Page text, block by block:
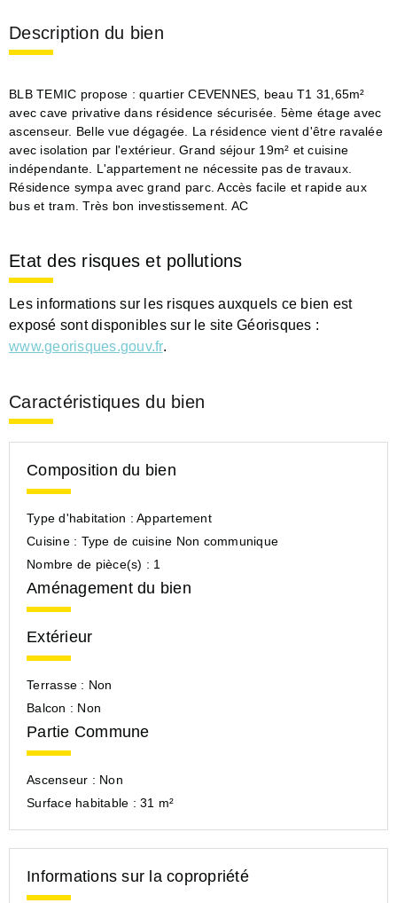
Description du bien
BLB TEMIC propose : quartier CEVENNES, beau T1 31,65m²
avec cave privative dans résidence sécurisée. 5ème étage avec
ascenseur. Belle vue dégagée. La résidence vient d'être ravalée
avec isolation par l'extérieur. Grand séjour 19m² et cuisine
indépendante. L'appartement ne nécessite pas de travaux.
Résidence sympa avec grand parc. Accès facile et rapide aux
bus et tram. Très bon investissement. AC
Etat des risques et pollutions
Les informations sur les risques auxquels ce bien est
exposé sont disponibles sur le site Géorisques :
www.georisques.gouv.fr.
Caractéristiques du bien
Composition du bien
Type d'habitation : Appartement
Cuisine : Type de cuisine Non communique
Nombre de pièce(s) : 1
Aménagement du bien
Extérieur
Terrasse : Non
Balcon : Non
Partie Commune
Ascenseur : Non
Surface habitable : 31 m²
Informations sur la copropriété